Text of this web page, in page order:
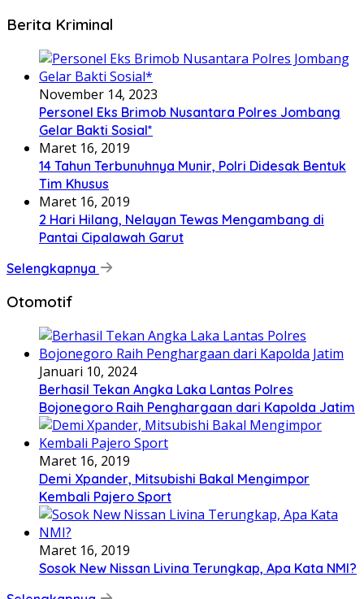
Berita Kriminal
November 14, 2023
Personel Eks Brimob Nusantara Polres Jombang
Gelar Bakti Sosial*
Maret 16, 2019
14 Tahun Terbunuhnya Munir, Polri Didesak Bentuk
Tim Khusus
Maret 16, 2019
2 Hari Hilang, Nelayan Tewas Mengambang di
Pantai Cipalawah Garut
Selengkapnya
Otomotif
Januari 10, 2024
Berhasil Tekan Angka Laka Lantas Polres
Bojonegoro Raih Penghargaan dari Kapolda Jatim
Maret 16, 2019
Demi Xpander, Mitsubishi Bakal Mengimpor
Kembali Pajero Sport
Maret 16, 2019
Sosok New Nissan Livina Terungkap, Apa Kata NMI?